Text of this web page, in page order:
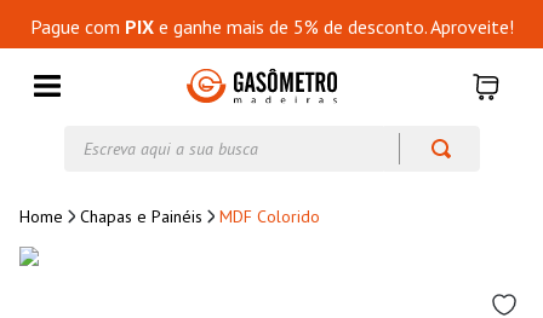
Pague com PIXe ganhe mais de 5% de desconto. Aproveite!
Chapas e Painéis MDF Colorido